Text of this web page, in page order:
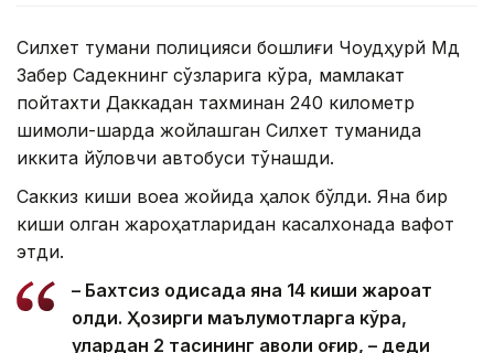
Силхет тумани полицияси бошлиғи Чоудҳурй Мд
Забер Садекнинг сўзларига кўра, мамлакат
пойтахти Даккадан тахминан 240 километр
шимоли-шарқда жойлашган Силхет туманида
иккита йўловчи автобуси тўқнашди.
Саккиз киши воқеа жойида ҳалок бўлди. Яна бир
киши олган жароҳатларидан касалхонада вафот
этди.
– Бахтсиз ҳодисада яна 14 киши жароҳат
олди. Ҳозирги маълумотларга кўра,
улардан 2 тасининг аҳволи оғир, – деди